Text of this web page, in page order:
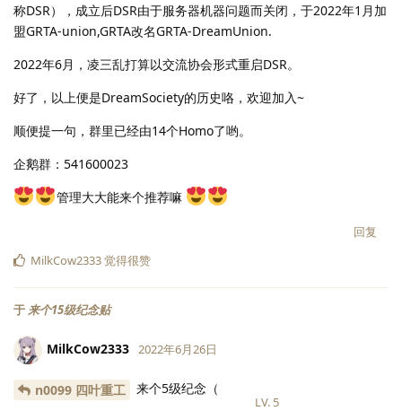
称DSR），成立后DSR由于服务器机器问题而关闭，于2022年1月加
盟GRTA-union,GRTA改名GRTA-DreamUnion.
2022年6月，凌三乱打算以交流协会形式重启DSR。
好了，以上便是DreamSociety的历史咯，欢迎加入~
顺便提一句，群里已经由14个Homo了哟。
企鹅群：541600023
管理大大能来个推荐嘛
回复
MilkCow2333觉得很赞
于来个15级纪念贴
MilkCow2333
LV. 5
2022年6月26日
n0099 四叶重工 来个5级纪念（